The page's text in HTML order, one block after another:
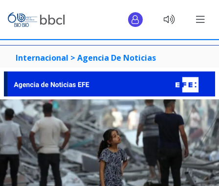
Internacional > Agencia De Noticias